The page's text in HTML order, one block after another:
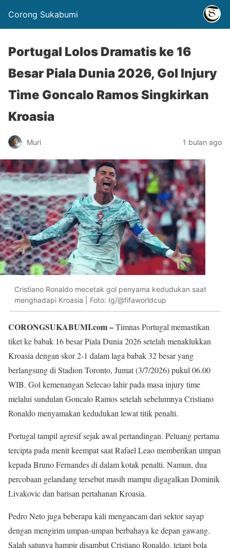
Corong Sukabumi
Portugal Lolos Dramatis ke 16
Besar Piala Dunia 2026, Gol Injury
Time Goncalo Ramos Singkirkan
Kroasia
Muri 1 bulan ago
Cristiano Ronaldo mecetak gol penyama kedudukan saat
menghadapi Kroasia | Foto: Ig/@fifaworldcup
CORONGSUKABUMI.com –Timnas Portugal memastikan
tiket ke babak 16 besar Piala Dunia 2026 setelah menaklukkan
Kroasia dengan skor 2-1 dalam laga babak 32 besar yang
berlangsung di Stadion Toronto, Jumat (3/7/2026) pukul 06.00
WIB. Gol kemenangan Selecao lahir pada masa injury time
melalui sundulan Goncalo Ramos setelah sebelumnya Cristiano
Ronaldo menyamakan kedudukan lewat titik penalti.
Portugal tampil agresif sejak awal pertandingan. Peluang pertama
tercipta pada menit keempat saat Rafael Leao memberikan umpan
kepada Bruno Fernandes di dalam kotak penalti. Namun, dua
percobaan gelandang tersebut masih mampu digagalkan Dominik
Livakovic dan barisan pertahanan Kroasia.
Pedro Neto juga beberapa kali mengancam dari sektor sayap
dengan mengirim umpan-umpan berbahaya ke depan gawang.
Salah satunya hampir disambut Cristiano Ronaldo, tetapi bola